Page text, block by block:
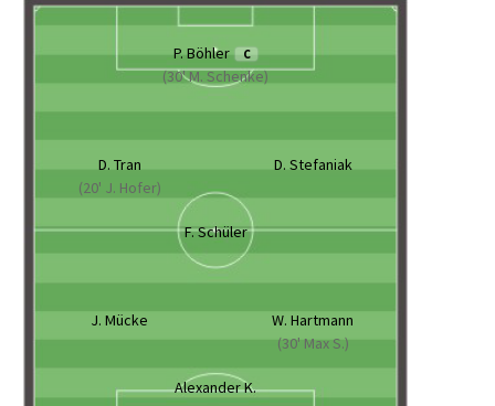
P. Böhler C
(30' M. Schenke)
D. Tran
(20' J. Hofer)
D. Stefaniak
F. Schüler
J. Mücke
W. Hartmann
(30' Max S.)
Alexander K.